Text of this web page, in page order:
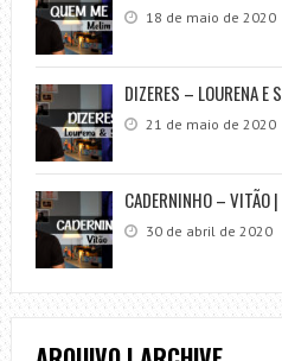
18 de maio de 2020
DIZERES – LOURENA E
21 de maio de 2020
CADERNINHO – VITÃO
30 de abril de 2020